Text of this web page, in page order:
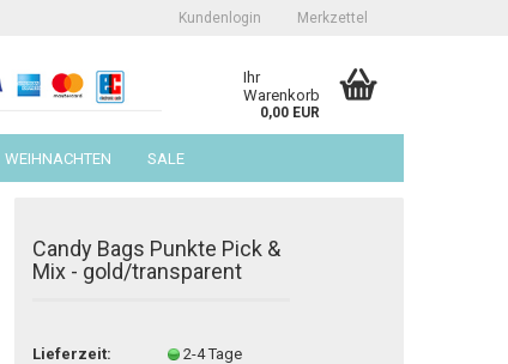
Kundenlogin Merkzettel
Ihr
Warenkorb
0,00 EUR
WEIHNACHTEN SALE
Candy Bags Punkte Pick &
Mix - gold/transparent
Lieferzeit: 2-4 Tage